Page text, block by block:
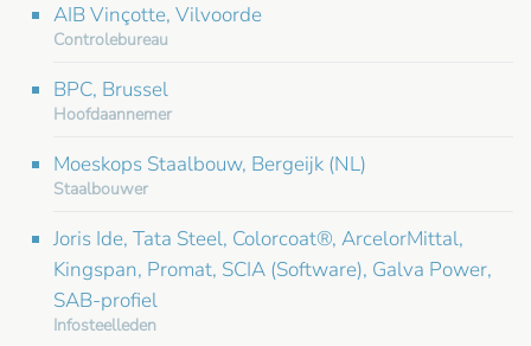
AIB Vinçotte, Vilvoorde
Controlebureau
BPC, Brussel
Hoofdaannemer
Moeskops Staalbouw, Bergeijk (NL)
Staalbouwer
Joris Ide, Tata Steel, Colorcoat®, ArcelorMittal,
Kingspan, Promat, SCIA (Software), Galva Power,
SAB-profiel
Infosteelleden